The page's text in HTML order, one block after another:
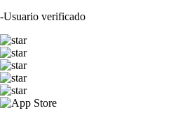
-Usuario verificado